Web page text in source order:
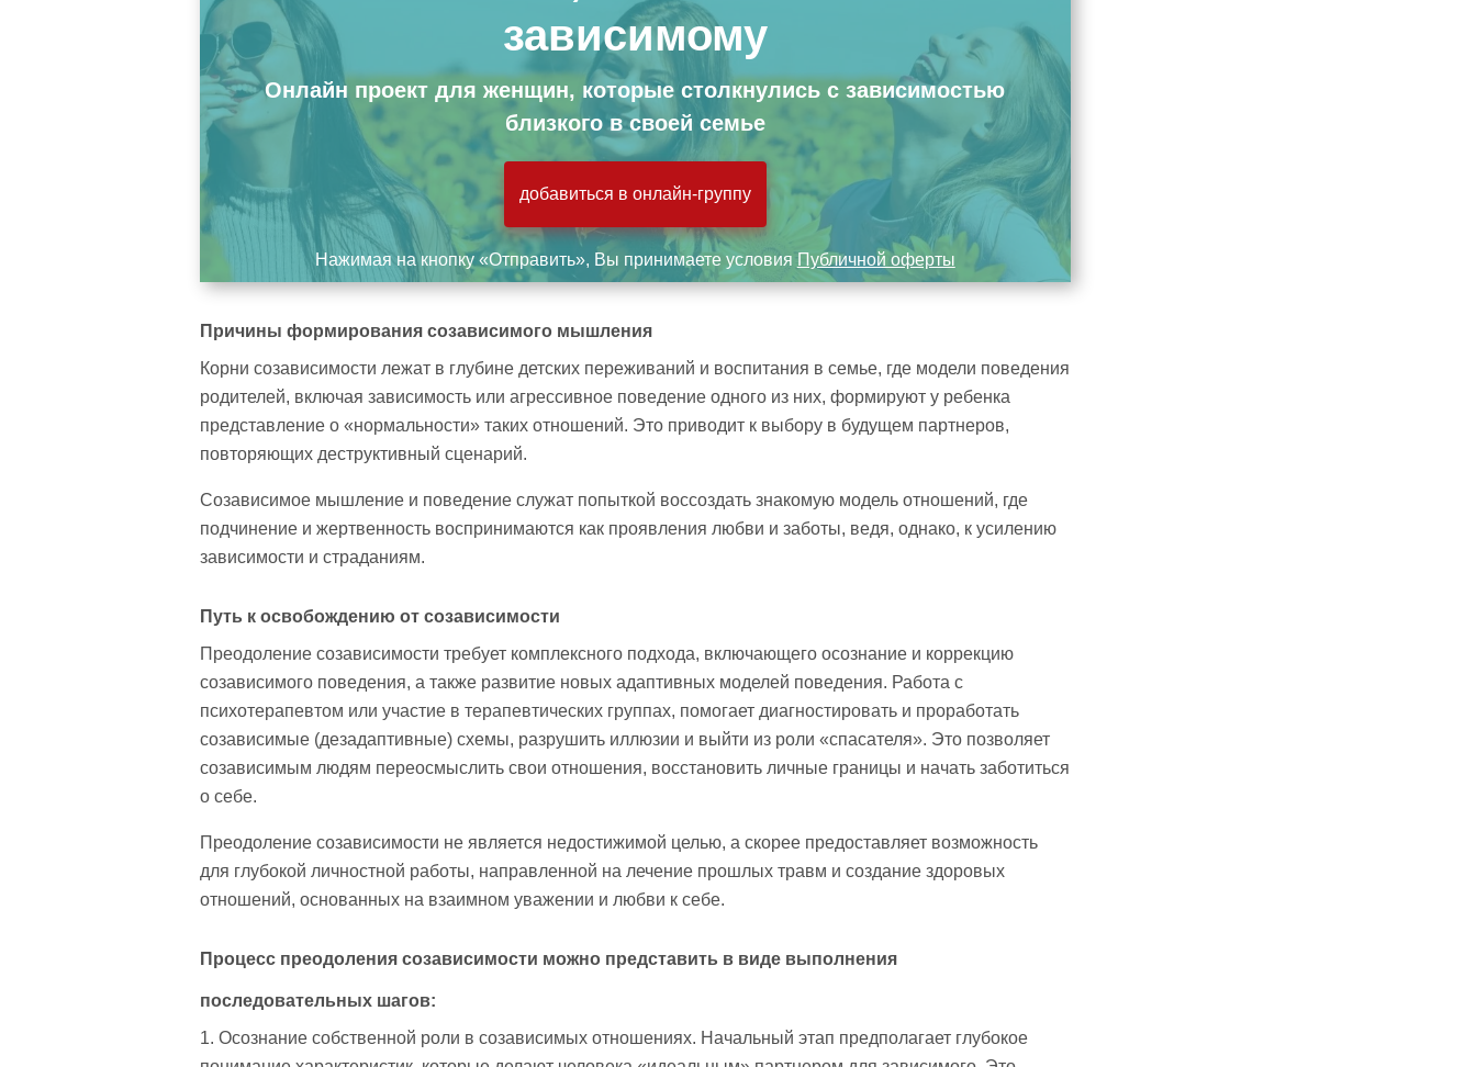
зависимому
Онлайн проект для женщин, которые столкнулись с зависимостью
близкого в своей семье
добавиться в онлайн-группу
Нажимая на кнопку «Отправить», Вы принимаете условияПубличной оферты
Причины формирования созависимого мышления
Корни созависимости лежат в глубине детских переживаний и воспитания в семье, где модели поведения
родителей, включая зависимость или агрессивное поведение одного из них, формируют у ребенка
представление о «нормальности» таких отношений. Это приводит к выбору в будущем партнеров,
повторяющих деструктивный сценарий.
Созависимое мышление и поведение служат попыткой воссоздать знакомую модель отношений, где
подчинение и жертвенность воспринимаются как проявления любви и заботы, ведя, однако, к усилению
зависимости и страданиям.
Путь к освобождению от созависимости
Преодоление созависимости требует комплексного подхода, включающего осознание и коррекцию
созависимого поведения, а также развитие новых адаптивных моделей поведения. Работа с
психотерапевтом или участие в терапевтических группах, помогает диагностировать и проработать
созависимые (дезадаптивные) схемы, разрушить иллюзии и выйти из роли «спасателя». Это позволяет
созависимым людям переосмыслить свои отношения, восстановить личные границы и начать заботиться
о себе.
Преодоление созависимости не является недостижимой целью, а скорее предоставляет возможность
для глубокой личностной работы, направленной на лечение прошлых травм и создание здоровых
отношений, основанных на взаимном уважении и любви к себе.
Процесс преодоления созависимости можно представить в виде выполнения
последовательных шагов:
1. Осознание собственной роли в созависимых отношениях. Начальный этап предполагает глубокое